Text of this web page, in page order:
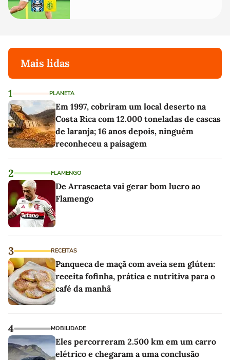
Mais lidas
1 PLANETA
Em 1997, cobriram um local deserto na
Costa Rica com 12.000 toneladas de cascas
de laranja; 16 anos depois, ninguém
reconheceu a paisagem
2 FLAMENGO
De Arrascaeta vai gerar bom lucro ao
Flamengo
3 RECEITAS
Panqueca de maçã com aveia sem glúten:
receita fofinha, prática e nutritiva para o
café da manhã
4 MOBILIDADE
Eles percorreram 2.500 km em um carro
elétrico e chegaram a uma conclusão